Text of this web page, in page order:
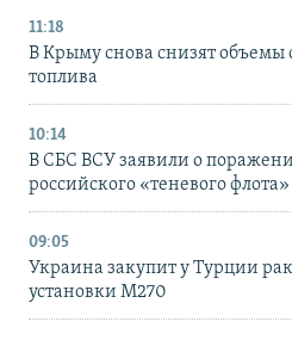
11:18
В Крыму снова снизят объемы
топлива
10:14
В СБС ВСУ заявили о
российского «теневого
09:05
Украина закупит у Турции
установки M270